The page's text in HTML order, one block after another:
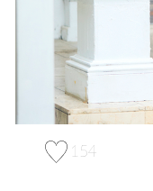
154